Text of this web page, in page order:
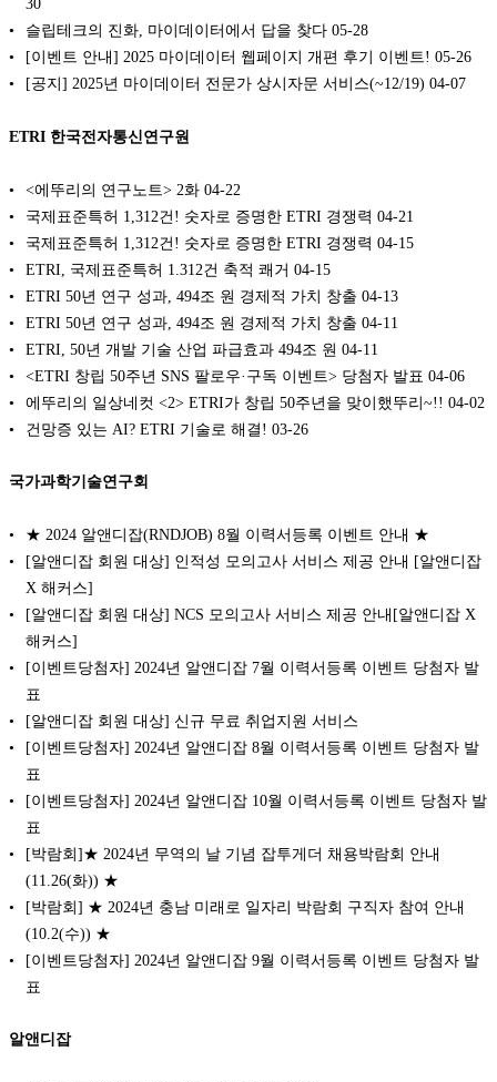
30
슬립테크의 진화, 마이데이터에서 답을 찾다 05-28
[이벤트 안내] 2025 마이데이터 웹페이지 개편 후기 이벤트! 05-26
[공지] 2025년 마이데이터 전문가 상시자문 서비스(~12/19) 04-07
ETRI 한국전자통신연구원
<에뚜리의 연구노트> 2화 04-22
국제표준특허 1,312건! 숫자로 증명한 ETRI 경쟁력 04-21
국제표준특허 1,312건! 숫자로 증명한 ETRI 경쟁력 04-15
ETRI, 국제표준특허 1.312건 축적 쾌거 04-15
ETRI 50년 연구 성과, 494조 원 경제적 가치 창출 04-13
ETRI 50년 연구 성과, 494조 원 경제적 가치 창출 04-11
ETRI, 50년 개발 기술 산업 파급효과 494조 원 04-11
<ETRI 창립 50주년 SNS 팔로우·구독 이벤트> 당첨자 발표 04-06
에뚜리의 일상네컷 <2> ETRI가 창립 50주년을 맞이했뚜리~!! 04-02
건망증 있는 AI? ETRI 기술로 해결! 03-26
국가과학기술연구회
★ 2024 알앤디잡(RNDJOB) 8월 이력서등록 이벤트 안내 ★
[알앤디잡 회원 대상] 인적성 모의고사 서비스 제공 안내 [알앤디잡
X 해커스]
[알앤디잡 회원 대상] NCS 모의고사 서비스 제공 안내[알앤디잡 X
해커스]
[이벤트당첨자] 2024년 알앤디잡 7월 이력서등록 이벤트 당첨자 발
표
[알앤디잡 회원 대상] 신규 무료 취업지원 서비스
[이벤트당첨자] 2024년 알앤디잡 8월 이력서등록 이벤트 당첨자 발
표
[이벤트당첨자] 2024년 알앤디잡 10월 이력서등록 이벤트 당첨자 발
표
[박람회]★ 2024년 무역의 날 기념 잡투게더 채용박람회 안내
(11.26(화)) ★
[박람회] ★ 2024년 충남 미래로 일자리 박람회 구직자 참여 안내
(10.2(수)) ★
[이벤트당첨자] 2024년 알앤디잡 9월 이력서등록 이벤트 당첨자 발
표
알앤디잡